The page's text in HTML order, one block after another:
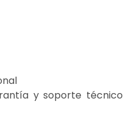
y soporte técnico